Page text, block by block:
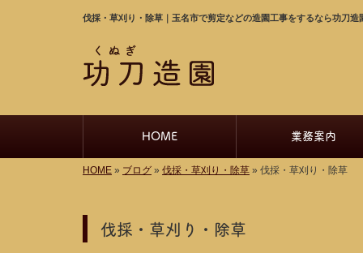
伐採・草刈り・除草｜玉名市で剪定などの造園工事をするなら功刀造
HOME 業務案内
HOME » ブログ » 伐採・草刈り・除草 » 伐採・草刈り・除草
伐採・草刈り・除草